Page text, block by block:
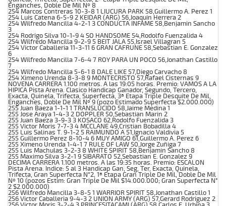
Enganches, Doble De Mil Nº 8
254 Marcos Contreras 10-3-8 1 LIUCURA PARK 58,Guillermo A. Perez 1
254 Luis Catena 6-5-9 2 KEIDAR (ARG) 56,Joaquin Herrera 2
254 Wilfredo Mancilla 4-2-1 3 CONDUCTA INFAME 58,Benjamin Sancho
3
254 Rodrigo Silva 10-1-9 4 SO HANDSOME 54,Rodolfo Fuenzalida 4
254 Wilfredo Mancilla 9-2-9 5 BEIT JALA 55,Israel Villagran 5
254 Victor Caballeria 11-3-11 6 GRAN CAFRUNE 58,Sebastian E. Gonzalez
6
254 Wilfredo Mancilla 7-6-4 7 ROY PARA UN POCO 56,Jonathan Castillo
7
254 Wilfredo Mancilla 5-6-1 8 DALE LIKE 57,Diego Carvacho 8
254 Ximeno Urenda 8-3-8 9 MONTECRISTO 57,Rafael Cisternas 9
NOVENA CARRERA 1.100 metros. A las 19:05 horas. Premio: VAMOS A LA
HIPICA Pista Arena. Clasico Handicap Ganador, Segundo, Tercero,
Exacta, Quinela, Trifecta, Superfecta, 3ª Etapa Triple Desquite De Mil,
Enganches, Doble De Mil Nº 9 (pozo Estimado Superfecta $2.000.000)
255 Juan Baeza 1-1-1 1 TRANSLUCIDO 58,Jaime Medina 1
255 Jose Araya 1-4-3 2 DOPPLER 50,Sebastian Marin 2
255 Juan Baeza 3-9-3 3 KOSACO 62,Rodolfo Fuenzalida 3
255 Victor Moris 7-7-3 4 MCCLANE 49,Cristian Bobadilla 4
255 Luis Salinas T. 9-1-2 5 RAIMUNDO A 51,Ignacio Valdivia 5
255 Guillermo Perez 8-10-4 6 MUY AMIGO 61,Guillermo A. Perez 6
255 Ximeno Urenda 1-4-1 7 RULE OF LAW 50,Jorge Zuñiga 7
255 Luis Machulas 3-2-3 8 WHITE SPIRIT 58,Benjamin Sancho 8
255 Maximo Silva 3-2-1 9 SIBARATO 52,Sebastian E. Gonzalez 9
DECIMA CARRERA 1.100 metros. A las 19:35 horas. Premio: ESCALON
Pista Arena. Indice: 5 al 3 Handicap Gan, Seg, Ter, Exacta, Quinela,
Trifecta, Gran Superfecta N°2, 1ª Etapa Gran Triple De Mil, Doble De Mil
Nº 10 (pozos Estim: Gran Triple De Mil $14.000.000; Gran Superfecta N°
2 $2.000.000)
256 Wilfredo Mancilla 3-8-5 1 WARRIOR SPIRIT 58,Jonathan Castillo 1
256 Victor Caballeria 9-4-3 2 UNION ARMY (ARG) 57,Gerard Rodriguez 2